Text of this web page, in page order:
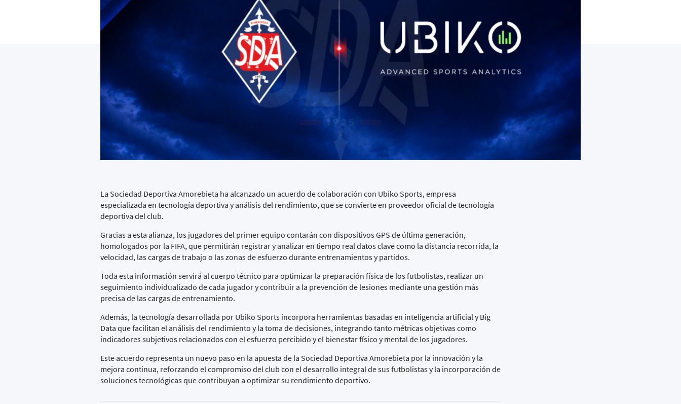
La Sociedad Deportiva Amorebieta ha alcanzado un acuerdo de colaboración con Ubiko Sports, empresa
especializada en tecnología deportiva y análisis del rendimiento, que se convierte en proveedor oficial de tecnología
deportiva del club.
Gracias a esta alianza, los jugadores del primer equipo contarán con dispositivos GPS de última generación,
homologados por la FIFA, que permitirán registrar y analizar en tiempo real datos clave como la distancia recorrida, la
velocidad, las cargas de trabajo o las zonas de esfuerzo durante entrenamientos y partidos.
Toda esta información servirá al cuerpo técnico para optimizar la preparación física de los futbolistas, realizar un
seguimiento individualizado de cada jugador y contribuir a la prevención de lesiones mediante una gestión más
precisa de las cargas de entrenamiento.
Además, la tecnología desarrollada por Ubiko Sports incorpora herramientas basadas en inteligencia artificial y Big
Data que facilitan el análisis del rendimiento y la toma de decisiones, integrando tanto métricas objetivas como
indicadores subjetivos relacionados con el esfuerzo percibido y el bienestar físico y mental de los jugadores.
Este acuerdo representa un nuevo paso en la apuesta de la Sociedad Deportiva Amorebieta por la innovación y la
mejora continua, reforzando el compromiso del club con el desarrollo integral de sus futbolistas y la incorporación de
soluciones tecnológicas que contribuyan a optimizar su rendimiento deportivo.